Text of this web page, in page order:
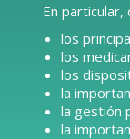
En
los
los
los
la
la gestión
la